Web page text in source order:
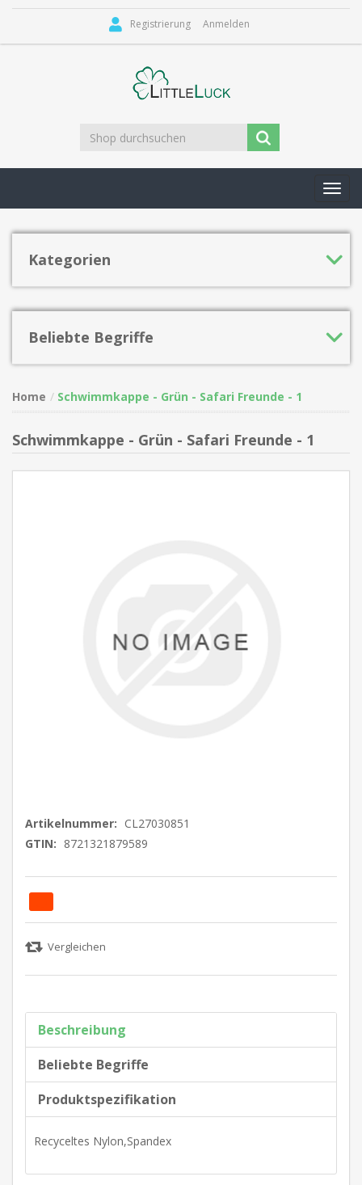
Registrierung Anmelden
Kategorien
Beliebte Begriffe
Home Schwimmkappe - Grün - Safari Freunde - 1
Schwimmkappe - Grün - Safari Freunde - 1
Artikelnummer: CL27030851
GTIN: 8721321879589
Beschreibung
Beliebte Begriffe
Produktspezifikation
Recyceltes Nylon,Spandex